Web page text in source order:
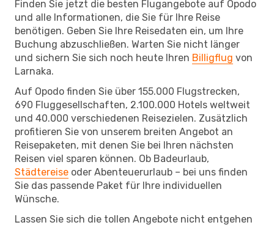
Finden Sie jetzt die besten Flugangebote auf Opodo
und alle Informationen, die Sie für Ihre Reise
benötigen. Geben Sie Ihre Reisedaten ein, um Ihre
Buchung abzuschließen. Warten Sie nicht länger
und sichern Sie sich noch heute Ihren Billigflug von
Larnaka.
Auf Opodo finden Sie über 155.000 Flugstrecken,
690 Fluggesellschaften, 2.100.000 Hotels weltweit
und 40.000 verschiedenen Reisezielen. Zusätzlich
profitieren Sie von unserem breiten Angebot an
Reisepaketen, mit denen Sie bei Ihren nächsten
Reisen viel sparen können. Ob Badeurlaub,
Städtereise oder Abenteuerurlaub – bei uns finden
Sie das passende Paket für Ihre individuellen
Wünsche.
Lassen Sie sich die tollen Angebote nicht entgehen